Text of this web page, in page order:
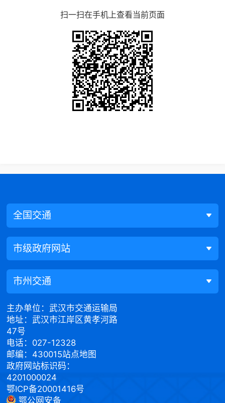
扫一扫在手机上查看当前页面
全国交通
市级政府网站
市州交通
主办单位：武汉市交通运输局
地址：武汉市江岸区黄孝河路
47号
电话：027-12328
邮编：430015站点地图
政府网站标识码：
4201000024
鄂ICP备20001416号
鄂公网安备